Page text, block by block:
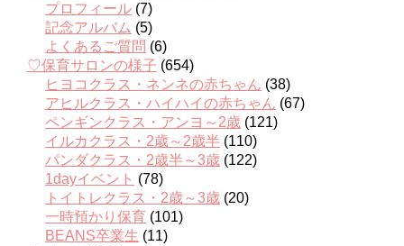
プロフィール (7)
記念アルバム (5)
よくあるご質問 (6)
♡保育サロンの様子 (654)
ヒヨコクラス・ネンネの赤ちゃん (38)
アヒルクラス・ハイハイの赤ちゃん (67)
ペンギンクラス・アンヨ～2歳 (121)
イルカクラス・2歳～2歳半 (110)
パンダクラス・2歳半～3歳 (122)
1dayイベント (78)
トイトレクラス・2歳～3歳 (20)
一時預かり保育 (101)
BEANS卒業生 (11)